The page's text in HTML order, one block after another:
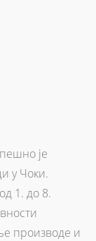
је
у Чоки.
1. до 8.
производе и